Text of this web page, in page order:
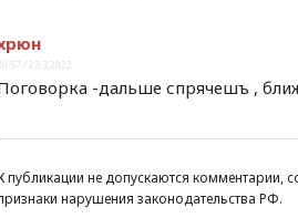
/ 23.3.2022
-дальше спрячешъ ,
публикации не допускаются комментарии,
нарушения законодательства РФ.